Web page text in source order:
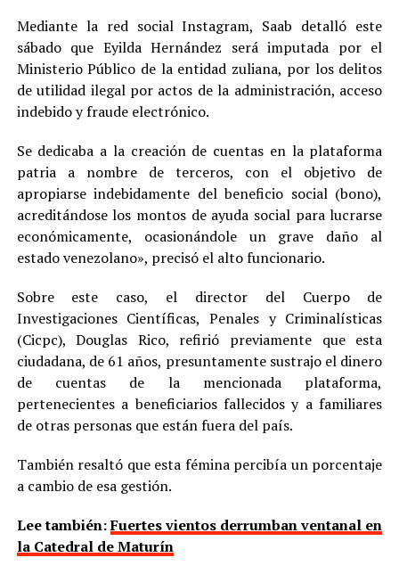
Mediante la red social Instagram, Saab detalló este
sábado que Eyilda Hernández será imputada por el
Ministerio Público de la entidad zuliana, por los delitos
de utilidad ilegal por actos de la administración, acceso
indebido y fraude electrónico.
Se dedicaba a la creación de cuentas en la plataforma
patria a nombre de terceros, con el objetivo de
apropiarse indebidamente del beneficio social (bono),
acreditándose los montos de ayuda social para lucrarse
económicamente, ocasionándole un grave daño al
estado venezolano», precisó el alto funcionario.
Sobre este caso, el director del Cuerpo de
Investigaciones Científicas, Penales y Criminalísticas
(Cicpc), Douglas Rico, refirió previamente que esta
ciudadana, de 61 años, presuntamente sustrajo el dinero
de cuentas de la mencionada plataforma,
pertenecientes a beneficiarios fallecidos y a familiares
de otras personas que están fuera del país.
También resaltó que esta fémina percibía un porcentaje
a cambio de esa gestión.
Lee también:Fuertes vientos derrumban ventanal en
la Catedral de Maturín